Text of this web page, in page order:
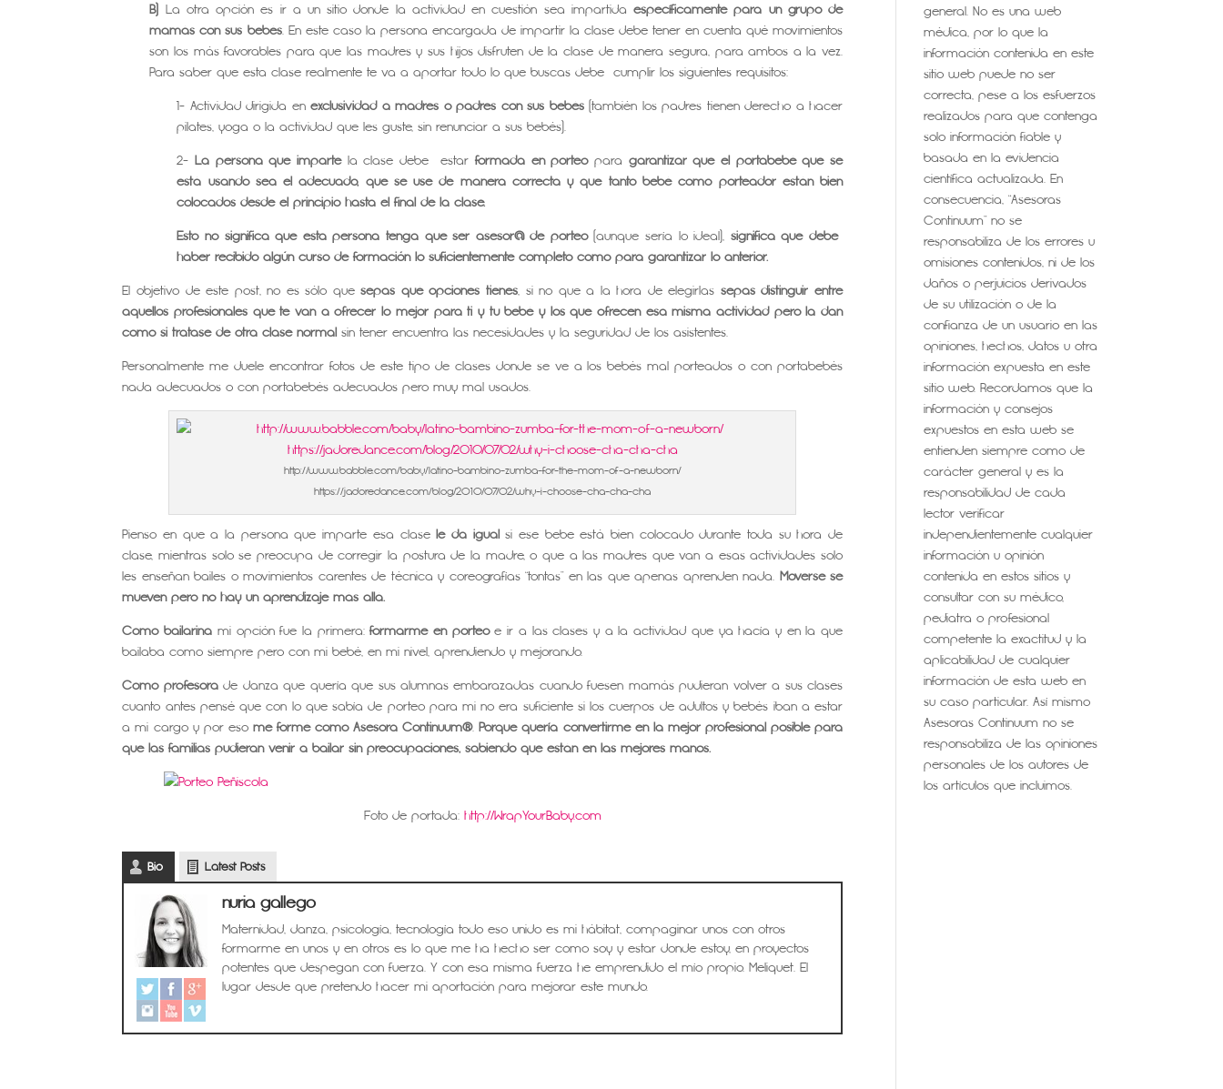
B) La otra opción es ir a un sitio donde la actividad en cuestión sea impartidaespecíficamente para un grupo de
mamás con sus bebés. En este caso la persona encargada de impartir la clase debe tener en cuenta qué movimientos
son los más favorables para que las madres y sus hijos disfruten de la clase de manera segura, para ambos a la vez.
Para saber que esta clase realmente te va a aportar todo lo que buscas debe cumplir los siguientes requisitos:
1- Actividad dirigida enexclusividad a madres o padres con sus bebés(también los padres tienen derecho a hacer
pilates, yoga o la actividad que les guste, sin renunciar a sus bebés).
2-La persona que impartela clase debe estarformada en porteopara garantizar que el portabebé que se
está usando sea el adecuado, que se use de manera correcta y que tanto bebé como porteador están bien
colocados desde el principio hasta el final de la clase.
Esto no significa que esta persona tenga que ser asesor@ de porteo(aunque sería lo ideal), significa que debe
haber recibido algún curso de formación lo suficientemente completo como para garantizar lo anterior.
El objetivo de este post, no es sólo quesepas qué opciones tienes, si no que a la hora de elegirlas sepas distinguir entre
aquellos profesionales que te van a ofrecer lo mejor para ti y tu bebé y los que ofrecen esa misma actividad pero la dan
como si tratase de otra clase normal sin tener encuentra las necesidades y la seguridad de los asistentes.
Personalmente me duele encontrar fotos de este tipo de clases donde se ve a los bebés mal porteados o con portabebés
nada adecuados o con portabebés adecuados pero muy mal usados.
http://www.babble.com/baby/latino-bambino-zumba-for-the-mom-of-a-newborn/
https://jadoredance.com/blog/2010/07/02/why-i-choose-cha-cha-cha
Pienso en que a la persona que imparte esa clasele da igualsi ese bebe está bien colocado durante toda su hora de
clase, mientras solo se preocupa de corregir la postura de la madre, o que a las madres que van a esas actividades solo
les enseñan bailes o movimientos carentes de técnica y coreografías “tontas” en las que apenas aprenden nada. Moverse se
mueven pero no hay un aprendizaje más allá.
Como bailarina mi opción fue la primera:formarme en porteoe ir a las clases y a la actividad que ya hacía y en la que
bailaba como siempre pero con mi bebé, en mi nivel, aprendiendo y mejorando.
Como profesorade danza que quería que sus alumnas embarazadas cuando fuesen mamás pudieran volver a sus clases
cuanto antes pensé que con lo que sabía de porteo para mi no era suficiente si los cuerpos de adultos y bebés iban a estar
a mi cargo y por eso me formé como Asesora Continuum®.Porque quería convertirme en la mejor profesional posible para
que las familias pudieran venir a bailar sin preocupaciones, sabiendo que están en las mejores manos.
Foto de portada: http://WrapYourBaby.com
Bio Latest Posts
nuria gallego
Maternidad, danza, psicología, tecnología todo eso unido es mi hábitat, compaginar unos con otros
formarme en unos y en otros es lo que me ha hecho ser como soy y estar donde estoy, en proyectos
potentes que despegan con fuerza. Y con esa misma fuerza he emprendido el mío propio. Meliquet. El
lugar desde que pretendo hacer mi aportación para mejorar este mundo.
general. No es una web
médica, por lo que la
información contenida en este
sitio web puede no ser
correcta, pese a los esfuerzos
realizados para que contenga
solo información fiable y
basada en la evidencia
científica actualizada. En
consecuencia, “Asesoras
Continuum” no se
responsabiliza de los errores u
omisiones contenidos, ni de los
daños o perjuicios derivados
de su utilización o de la
confianza de un usuario en las
opiniones, hechos, datos u otra
información expuesta en este
sitio web. Recordamos que la
información y consejos
expuestos en esta web se
entienden siempre como de
carácter general y es la
responsabilidad de cada
lector verificar
independientemente cualquier
información u opinión
contenida en estos sitios y
consultar con su médico,
pediatra o profesional
competente la exactitud y la
aplicabilidad de cualquier
información de esta web en
su caso particular. Así mismo
Asesoras Continuum no se
responsabiliza de las opiniones
personales de los autores de
los artículos que incluimos.